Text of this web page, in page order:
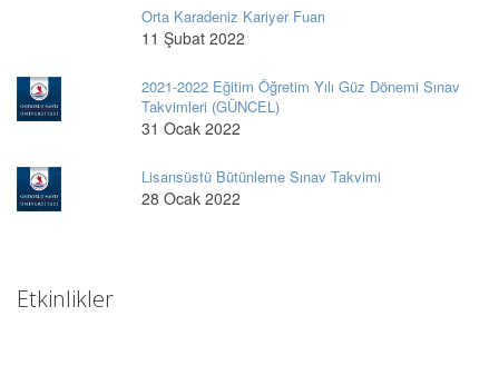
Orta Karadeniz Kariyer Fuarı
11 Şubat 2022
2021-2022 Eğitim Öğretim Yılı Güz Dönemi Sınav
Takvimleri (GÜNCEL)
31 Ocak 2022
Lisansüstü Bütünleme Sınav Takvimi
28 Ocak 2022
Etkinlikler